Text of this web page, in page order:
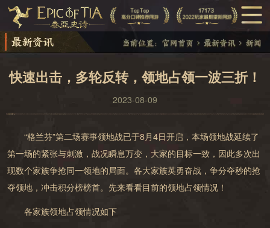
快速出击，多轮反转，领地占领一波三折！
2023-08-09
“格兰芬”第二场赛事领地战已于8月4日开启 ， 本场领地战延续了
第一场的紧张与刺激，战况瞬息万变，大家的目标一致，因此多次出
现数个家族争抢同一领地的局面。各大家族英勇奋战，争分夺秒的抢
夺领地，冲击积分榜榜首。先来看看目前的领地占领情况！
各家族领地占领情况如下